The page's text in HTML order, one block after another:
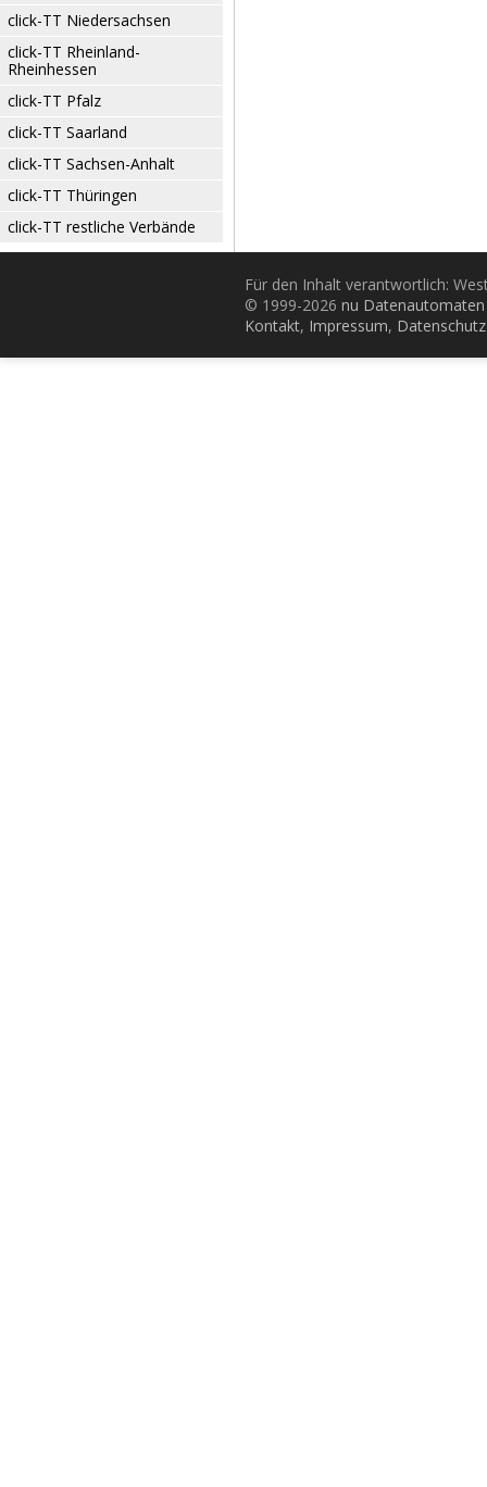
click-TT Niedersachsen
click-TT Rheinland-
Rheinhessen
click-TT Pfalz
click-TT Saarland
click-TT Sachsen-Anhalt
click-TT Thüringen
click-TT restliche Verbände
Für den Inhalt verantwortlich:
© 1999-2026 nu
Kontakt, Impressum, Datenschutz